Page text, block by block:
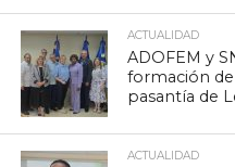
ACTUALIDAD
ADOFEM y
formación
pasantía de
ACTUALIDAD